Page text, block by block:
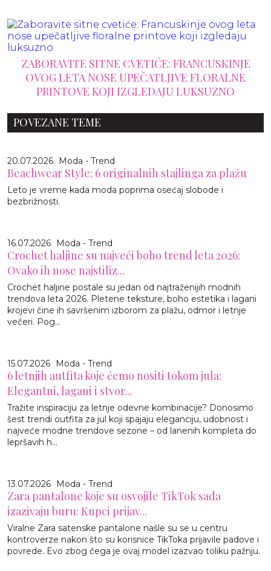
ZABORAVITE SITNE CVETIĆE: FRANCUSKINJE
OVOG LETA NOSE UPEČATLJIVE FLORALNE
PRINTOVE KOJI IZGLEDAJU LUKSUZNO
POVEZANE TEME
20.07.2026 Moda - Trend
Beachwear Style: 6 originalnih stajlinga za plažu
Leto je vreme kada moda poprima osećaj slobode i
bezbrižnosti.
16.07.2026 Moda - Trend
Crochet haljine su najveći boho trend leta 2026:
Ovako ih nose najstiliz...
Crochet haljine postale su jedan od najtraženijih modnih
trendova leta 2026. Pletene teksture, boho estetika i lagani
krojevi čine ih savršenim izborom za plažu, odmor i letnje
večeri. Pog...
15.07.2026 Moda - Trend
6 letnjih autfita koje ćemo nositi tokom jula:
Elegantni, lagani i stvor...
Tražite inspiraciju za letnje odevne kombinacije? Donosimo
šest trendi outfita za jul koji spajaju eleganciju, udobnost i
najveće modne trendove sezone – od lanenih kompleta do
lepršavih h...
13.07.2026 Moda - Trend
Zara pantalone koje su osvojile TikTok sada
izazivaju buru: Kupci prijav...
Viralne Zara satenske pantalone našle su se u centru
kontroverze nakon što su korisnice TikToka prijavile padove i
povrede. Evo zbog čega je ovaj model izazvao toliku pažnju.